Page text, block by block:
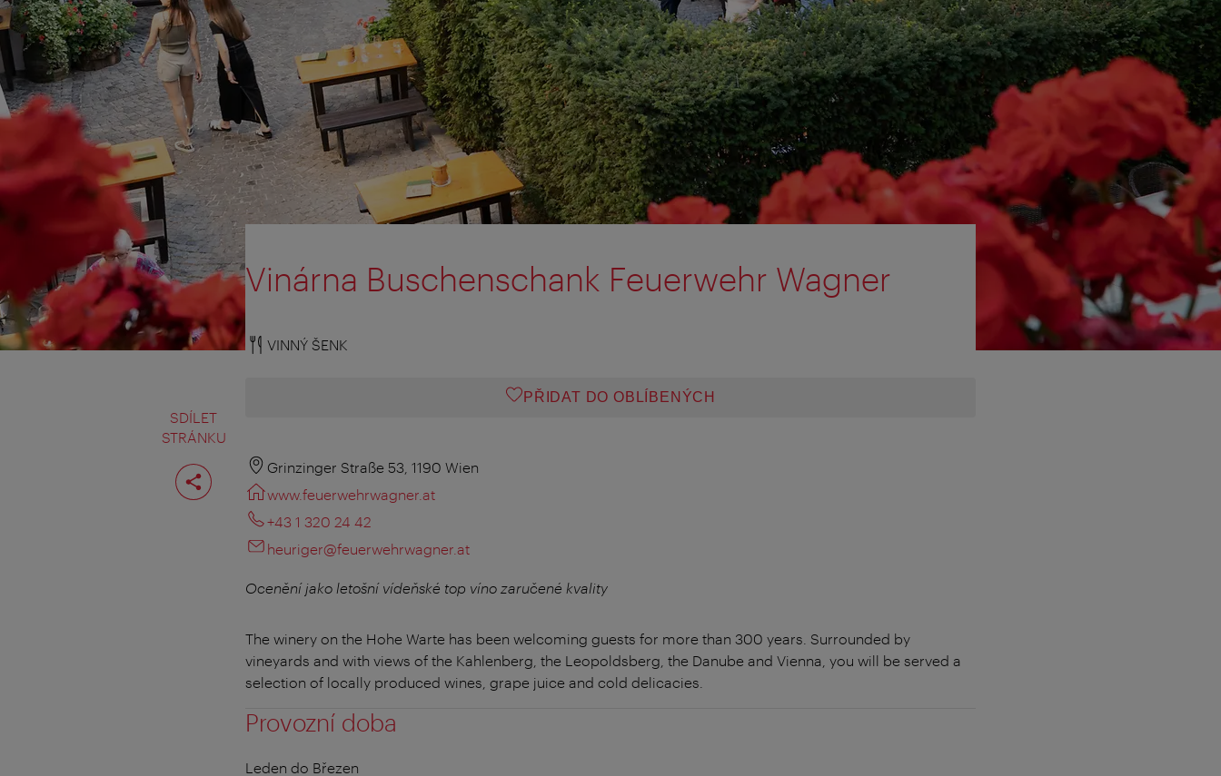
SDÍLET
STRÁNKU
Rozdělit
stranu
Vinárna Buschenschank Feuerwehr Wagner
VINNÝ ŠENK
PŘIDAT DO OBLÍBENÝCH
Grinzinger Straße 53, 1190 Wien
www.feuerwehrwagner.at
+43 1 320 24 42
heuriger@feuerwehrwagner.at
Ocenění jako letošní vídeňské top víno zaručené kvality
The winery on the Hohe Warte has been welcoming guests for more than 300 years. Surrounded by
vineyards and with views of the Kahlenberg, the Leopoldsberg, the Danube and Vienna, you will be served a
selection of locally produced wines, grape juice and cold delicacies.
Provozní doba
Leden do Březen